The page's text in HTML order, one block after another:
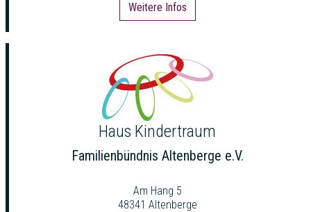
Weitere Infos
Haus Kindertraum
Familienbündnis Altenberge e.V.
Am Hang 5
48341 Altenberge